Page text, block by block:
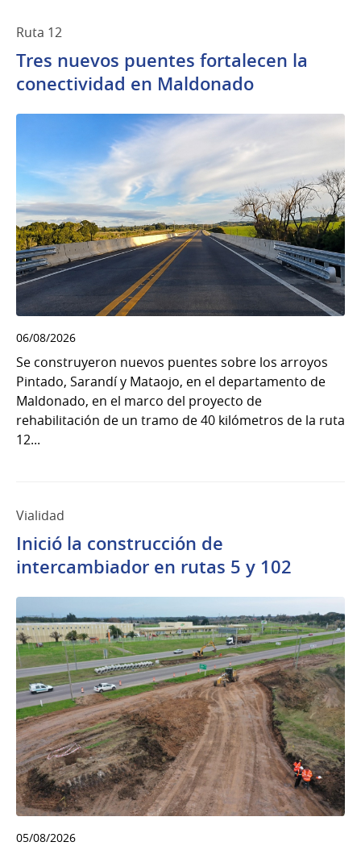
Ruta 12
Tres nuevos puentes fortalecen la
conectividad en Maldonado
06/08/2026
Se construyeron nuevos puentes sobre los arroyos
Pintado, Sarandí y Mataojo, en el departamento de
Maldonado, en el marco del proyecto de
rehabilitación de un tramo de 40 kilómetros de la ruta
12...
Vialidad
Inició la construcción de
intercambiador en rutas 5 y 102
05/08/2026